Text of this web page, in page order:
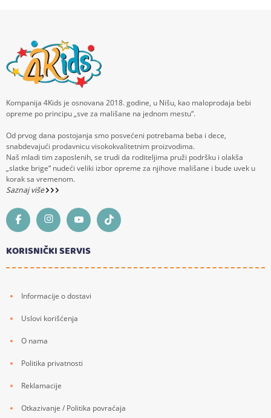
Kompanija 4Kids je osnovana 2018. godine, u Nišu, kao maloprodaja bebi
opreme po principu „sve za mališane na jednom mestu“.
Od prvog dana postojanja smo posvećeni potrebama beba i dece,
snabdevajući prodavnicu visokokvalitetnim proizvodima.
Naš mladi tim zaposlenih, se trudi da roditeljima pruži podršku i olakša
„slatke brige“ nudeći veliki izbor opreme za njihove mališane i bude uvek u
korak sa vremenom.
Saznaj više
KORISNIČKI SERVIS
Informacije o dostavi
Uslovi korišćenja
O nama
Politika privatnosti
Reklamacije
Otkazivanje / Politika povraćaja